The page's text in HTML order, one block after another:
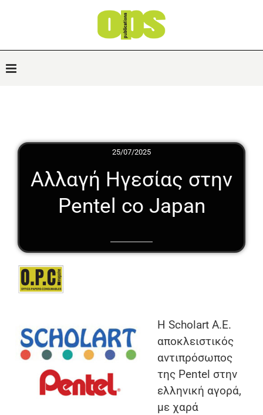
25/07/2025
Αλλαγή Ηγεσίας στην
Pentel co Japan
Η Scholart A.E.
αποκλειστικός
αντιπρόσωπος
της Pentel στην
ελληνική αγορά,
με χαρά